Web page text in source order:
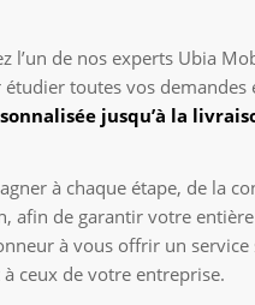
l’un de nos experts Ubia
toutes vos demandes
jusqu’à la
à chaque étape, de la
afin de garantir votre entière
à vous offrir un service
ceux de votre entreprise.